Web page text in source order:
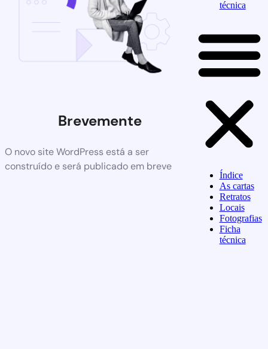
Brevemente
O novo site WordPress está a ser
construído e será publicado em breve
técnica
Índice
As cartas
Retratos
Locais
Fotografias
Ficha
técnica